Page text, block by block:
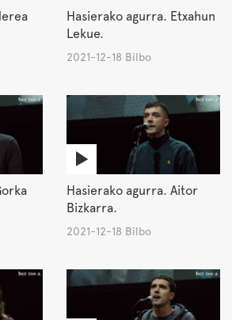
Hasierako agurra. Etxahun
Lekue.
2021-12-18 Bilbo
Hasierako agurra. Aitor
Bizkarra.
2021-12-18 Bilbo